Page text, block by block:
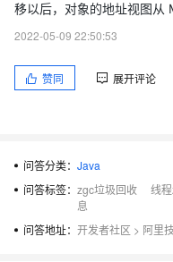
移以后，对象的地址视图从
2022-05-09 22:50:53
赞同 展开评论
问答分类： Java
问答标签： zgc垃圾回收 线
息
问答地址： 开发者社区 > 阿里